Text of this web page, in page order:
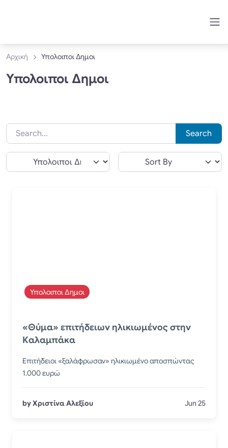
Αρχική Υπολοιποι Δημοι
Υπολοιποι Δημοι
Search
Υπολοιποι Δημοι
«Θύμα» επιτήδειων ηλικιωμένος στην
Καλαμπάκα
Επιτήδειοι «ξαλάφρωσαν» ηλικιωμένο αποσπώντας
1.000 ευρώ
by Χριστίνα Αλεξίου Jun 25